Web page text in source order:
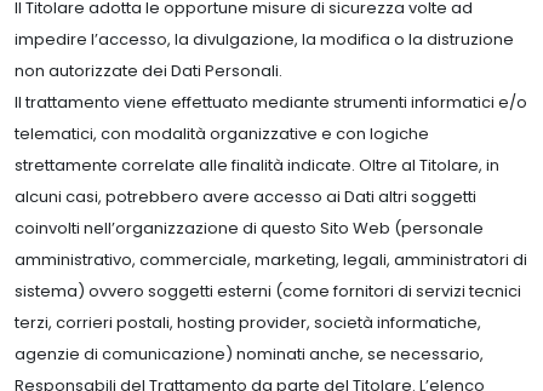
Il Titolare adotta le opportune misure di sicurezza volte ad
impedire l’accesso, la divulgazione, la modifica o la distruzione
non autorizzate dei Dati Personali.
Il trattamento viene effettuato mediante strumenti informatici e/o
telematici, con modalità organizzative e con logiche
strettamente correlate alle finalità indicate. Oltre al Titolare, in
alcuni casi, potrebbero avere accesso ai Dati altri soggetti
coinvolti nell’organizzazione di questo Sito Web (personale
amministrativo, commerciale, marketing, legali, amministratori di
sistema) ovvero soggetti esterni (come fornitori di servizi tecnici
terzi, corrieri postali, hosting provider, società informatiche,
agenzie di comunicazione) nominati anche, se necessario,
Responsabili del Trattamento da parte del Titolare. L’elenco